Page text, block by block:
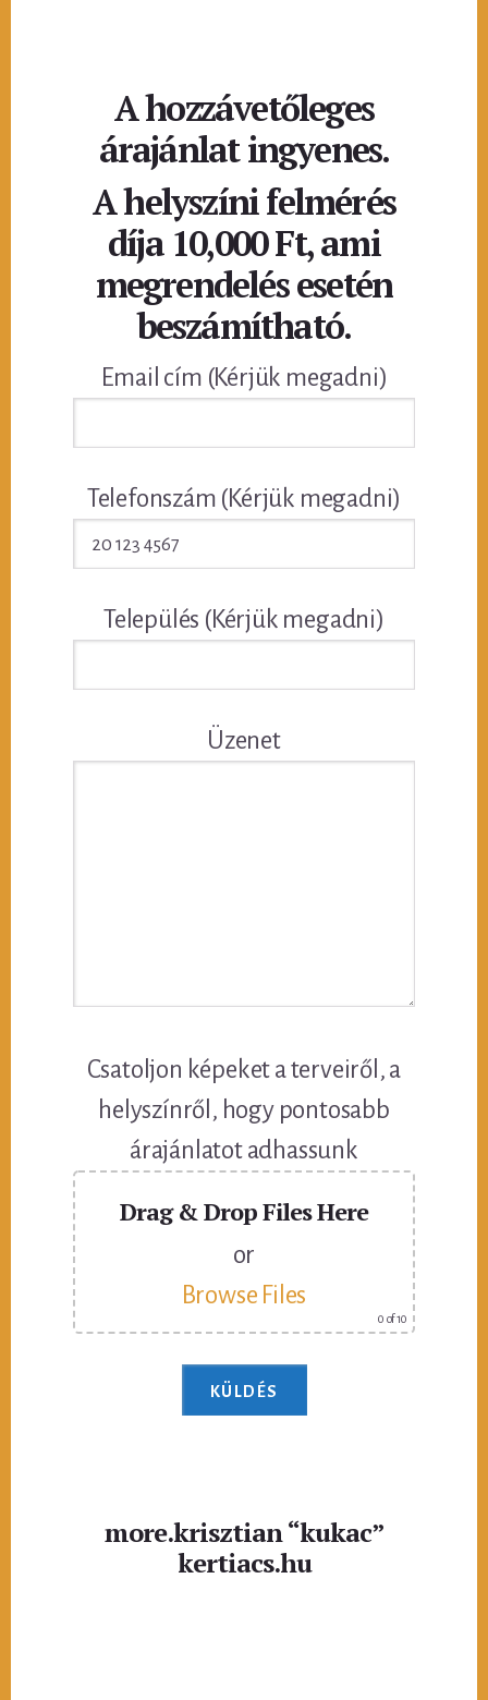
A hozzávetőleges
árajánlat ingyenes.
A helyszíni felmérés
díja 10,000 Ft, ami
megrendelés esetén
beszámítható.
Email cím (Kérjük megadni)
Telefonszám (Kérjük megadni)
Település (Kérjük megadni)
Üzenet
Csatoljon képeket a terveiről, a
helyszínről, hogy pontosabb
árajánlatot adhassunk
Drag & Drop Files Here
or
Browse Files
0 of 10
more.krisztian “kukac”
kertiacs.hu